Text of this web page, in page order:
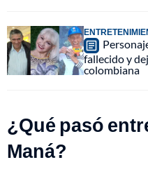
fallecido y
colombiana
¿Qué pasó
Maná?